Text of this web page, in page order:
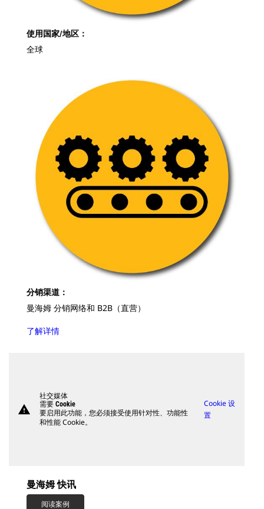
使用国家/地区：
全球
分销渠道：
曼海姆 分销网络和 B2B（直营）
了解详情
warning
社交媒体
需要 Cookie
要启用此功能，您必须接受使用针对性、功能性
和性能 Cookie。
Cookie 设
置
曼海姆 快讯
阅读案例